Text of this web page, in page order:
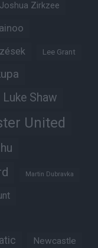
Joshua Zirkzee
Lee Grant
Luke Shaw
United
Martin Dubravka
Newcastle